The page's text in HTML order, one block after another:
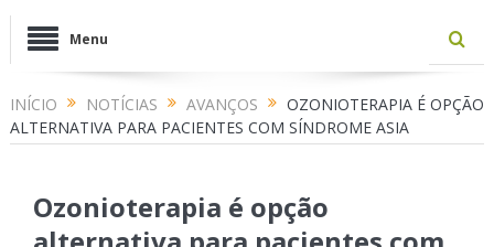
Menu
INÍCIO NOTÍCIAS AVANÇOS
OZONIOTERAPIA É OPÇÃO
ALTERNATIVA PARA PACIENTES COM SÍNDROME ASIA
Ozonioterapia é opção